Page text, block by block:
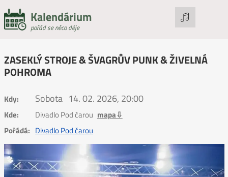
Kalendárium
pořád se něco děje
ZASEKLÝ STROJE & ŠVAGRŮV PUNK & ŽIVELNÁ
POHROMA
Kdy: Sobota 14. 02. 2026, 20:00
Kde: Divadlo Pod čarou mapa⇩
Pořádá: Divadlo Pod čarou